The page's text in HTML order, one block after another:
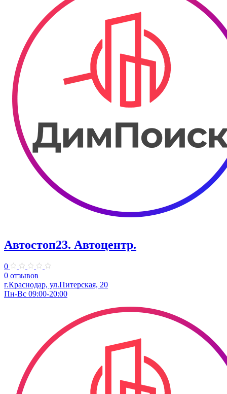
Автостоп23. ​Автоцентр.
0
0 отзывов
г.Краснодар, ул.Питерская, 20
Пн-Вс 09:00-20:00